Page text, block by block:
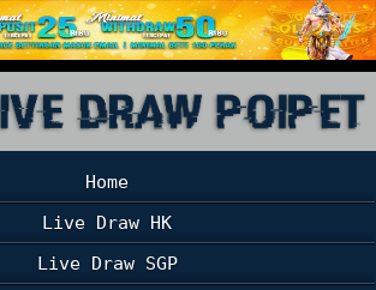
Home
Live Draw HK
Live Draw SGP